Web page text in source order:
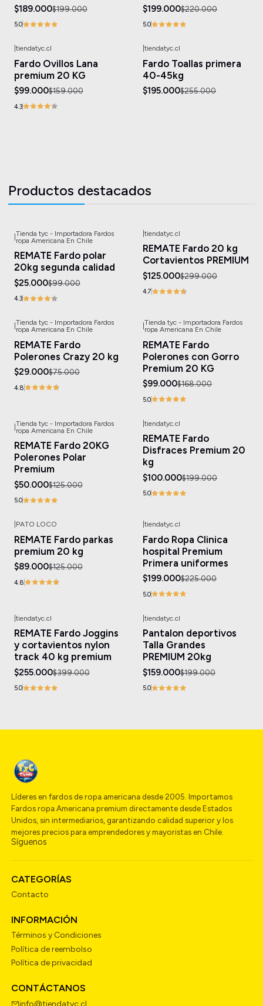
$189.000$199.000
5.0
$199.000$220.000
5.0
Agotado
tiendatyc.cl
Fardo Ovillos Lana
premium 20 KG
$99.000$159.000
4.3
Agotado
tiendatyc.cl
Fardo Toallas primera
40-45kg
$195.000$255.000
Productos destacados
-75%OFF
Tienda tyc - Importadora Fardos
ropa Americana En Chile
REMATE Fardo polar
20kg segunda calidad
$25.000$99.000
4.3
tiendatyc.cl
REMATE Fardo 20 kg
Cortavientos PREMIUM
$125.000$299.000
4.7
-61%OFF
Tienda tyc - Importadora Fardos
ropa Americana En Chile
REMATE Fardo
Polerones Crazy 20 kg
$29.000$75.000
4.8
-41%OFF
Tienda tyc - Importadora Fardos
ropa Americana En Chile
REMATE Fardo
Polerones con Gorro
Premium 20 KG
$99.000$168.000
5.0
-60%OFF
Tienda tyc - Importadora Fardos
ropa Americana En Chile
REMATE Fardo 20KG
Polerones Polar
Premium
$50.000$125.000
5.0
tiendatyc.cl
REMATE Fardo
Disfraces Premium 20
kg
$100.000$199.000
5.0
PATO LOCO
REMATE Fardo parkas
premium 20 kg
$89.000$125.000
4.8
tiendatyc.cl
Fardo Ropa Clinica
hospital Premium
Primera uniformes
$199.000$225.000
5.0
tiendatyc.cl
REMATE Fardo Joggins
y cortavientos nylon
track 40 kg premium
$255.000$399.000
5.0
tiendatyc.cl
Pantalon deportivos
Talla Grandes
PREMIUM 20kg
$159.000$199.000
5.0
Líderes en fardos de ropa americana desde 2005. Importamos
Fardos ropa Americana premium directamente desde Estados
Unidos, sin intermediarios, garantizando calidad superior y los
mejores precios para emprendedores y mayoristas en Chile.
Síguenos
CATEGORÍAS
Contacto
INFORMACIÓN
Términos y Condiciones
Política de reembolso
Política de privacidad
CONTÁCTANOS
info@tiendatyc.cl